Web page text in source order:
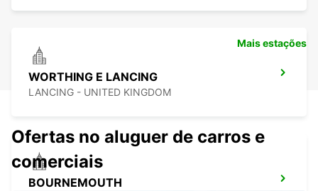
WORTHING E LANCING
LANCING - UNITED KINGDOM
BOURNEMOUTH
Mais estações
Ofertas no aluguer de carros e
comerciais